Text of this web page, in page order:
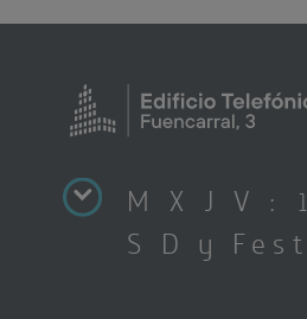
M X J V :
S D y